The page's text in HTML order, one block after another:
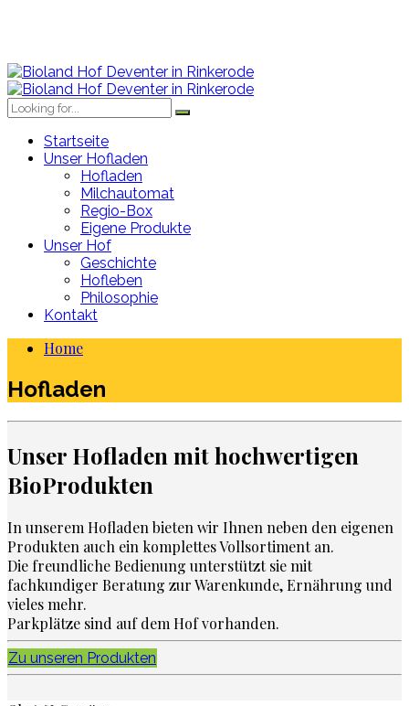
Startseite
Unser Hofladen
Hofladen
Milchautomat
Regio-Box
Eigene Produkte
Unser Hof
Geschichte
Hofleben
Philosophie
Kontakt
Home
Hofladen
Unser Hofladen mit hochwertigen
BioProdukten
In unserem Hofladen bieten wir Ihnen neben den eigenen
Produkten auch ein komplettes Vollsortiment an.
Die freundliche Bedienung unterstützt sie mit
fachkundiger Beratung zur Warenkunde, Ernährung und
vieles mehr.
Parkplätze sind auf dem Hof vorhanden.
Zu unseren Produkten